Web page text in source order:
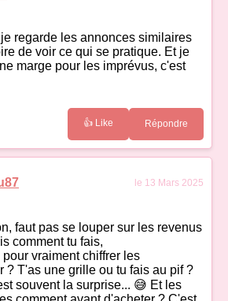
regarde les annonces similaires
de voir ce qui se pratique. Et je
marge pour les imprévus, c'est
👍 Like Répondre
le 13 Mars 2025
faut pas se louper sur les revenus
comment tu fais,
vraiment chiffrer les
? T'as une grille ou tu fais au pif ?
souvent la surprise... 😅 Et les